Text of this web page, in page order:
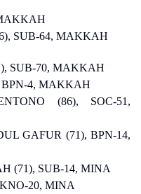
SUB-64, MAKKAH
SUB-70, MAKKAH
4, MAKKAH
(86), SOC-51,
GAFUR (71), BPN-14,
(71), SUB-14, MINA
20, MINA